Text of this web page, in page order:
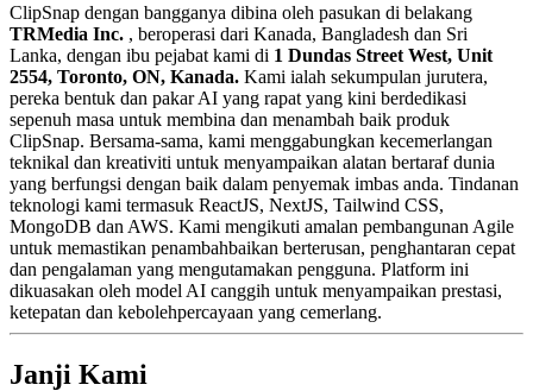
ClipSnap dengan bangganya dibina oleh pasukan di belakang
TRMedia Inc. , beroperasi dari Kanada, Bangladesh dan Sri
Lanka, dengan ibu pejabat kami di 1 Dundas Street West, Unit
2554, Toronto, ON, Kanada. Kami ialah sekumpulan jurutera,
pereka bentuk dan pakar AI yang rapat yang kini berdedikasi
sepenuh masa untuk membina dan menambah baik produk
ClipSnap. Bersama-sama, kami menggabungkan kecemerlangan
teknikal dan kreativiti untuk menyampaikan alatan bertaraf dunia
yang berfungsi dengan baik dalam penyemak imbas anda. Tindanan
teknologi kami termasuk ReactJS, NextJS, Tailwind CSS,
MongoDB dan AWS. Kami mengikuti amalan pembangunan Agile
untuk memastikan penambahbaikan berterusan, penghantaran cepat
dan pengalaman yang mengutamakan pengguna. Platform ini
dikuasakan oleh model AI canggih untuk menyampaikan prestasi,
ketepatan dan kebolehpercayaan yang cemerlang.
Janji Kami